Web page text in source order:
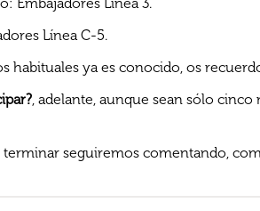
Línea C-5.
habituales ya es conocido, os
, adelante, aunque sean sólo
terminar seguiremos comentando,